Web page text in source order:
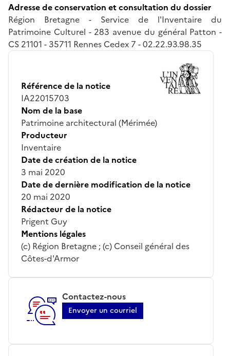
Adresse de conservation et consultation du dossier
Région Bretagne - Service de l'Inventaire du
Patrimoine Culturel - 283 avenue du général Patton -
CS 21101 - 35711 Rennes Cedex 7 - 02.22.93.98.35
Référence de la notice
IA22015703
Nom de la base
Patrimoine architectural (Mérimée)
Producteur
Inventaire
Date de création de la notice
3 mai 2020
Date de dernière modification de la notice
20 mai 2020
Rédacteur de la notice
Prigent Guy
Mentions légales
(c) Région Bretagne ; (c) Conseil général des
Côtes-d'Armor
Contactez-nous
Envoyer un courriel